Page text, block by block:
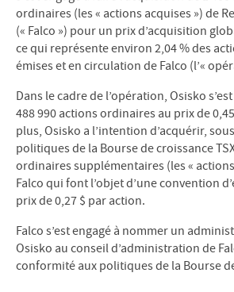
ordinaires (les « actions acquises ») de
(« Falco ») pour un prix d’acquisition
ce qui représente environ 2,04 % des
émises et en circulation de Falco (l’«
Dans le cadre de l’opération, Osisko
488 990 actions ordinaires au prix de
plus, Osisko a l’intention d’acquérir,
politiques de la Bourse de croissance
ordinaires supplémentaires (les «
Falco qui font l’objet d’une convention
prix de 0,27 $ par action.
Falco s’est engagé à nommer un
Osisko au conseil d’administration de
conformité aux politiques de la Bourse